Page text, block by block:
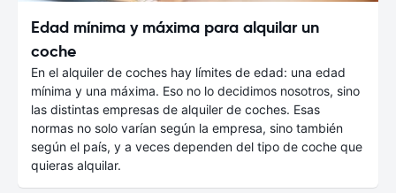
Edad mínima y máxima para alquilar un
coche
En el alquiler de coches hay límites de edad: una edad
mínima y una máxima. Eso no lo decidimos nosotros, sino
las distintas empresas de alquiler de coches. Esas
normas no solo varían según la empresa, sino también
según el país, y a veces dependen del tipo de coche que
quieras alquilar.